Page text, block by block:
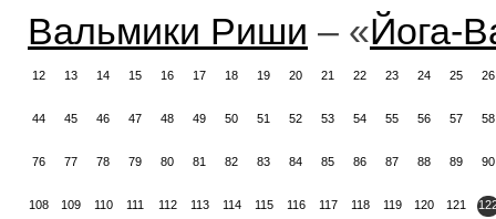
Вальмики Риши – «Йога-
12 13 14 15 16 17 18 19 20 21 22 23 24 25 26
44 45 46 47 48 49 50 51 52 53 54 55 56 57 58
76 77 78 79 80 81 82 83 84 85 86 87 88 89 90
108 109 110 111 112 113 114 115 116 117 118 119 120 121